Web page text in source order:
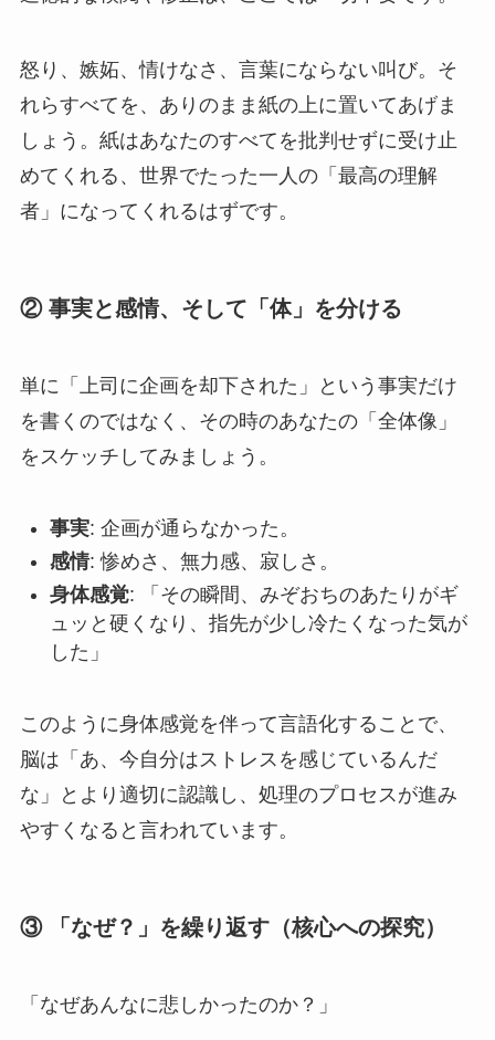
怒り、嫉妬、情けなさ、言葉にならない叫び。そ
れらすべてを、ありのまま紙の上に置いてあげま
しょう。紙はあなたのすべてを批判せずに受け止
めてくれる、世界でたった一人の「最高の理解
者」になってくれるはずです。
② 事実と感情、そして「体」を分ける
単に「上司に企画を却下された」という事実だけ
を書くのではなく、その時のあなたの「全体像」
をスケッチしてみましょう。
事実: 企画が通らなかった。
感情: 惨めさ、無力感、寂しさ。
身体感覚: 「その瞬間、みぞおちのあたりがギ
ュッと硬くなり、指先が少し冷たくなった気が
した」
このように身体感覚を伴って言語化することで、
脳は「あ、今自分はストレスを感じているんだ
な」とより適切に認識し、処理のプロセスが進み
やすくなると言われています。
③ 「なぜ？」を繰り返す（核心への探究）
「なぜあんなに悲しかったのか？」